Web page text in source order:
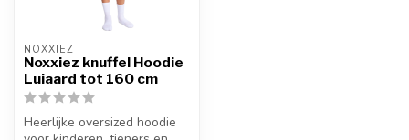
NOXXIEZ
Noxxiez knuffel Hoodie
Luiaard tot 160 cm
Heerlijke oversized hoodie